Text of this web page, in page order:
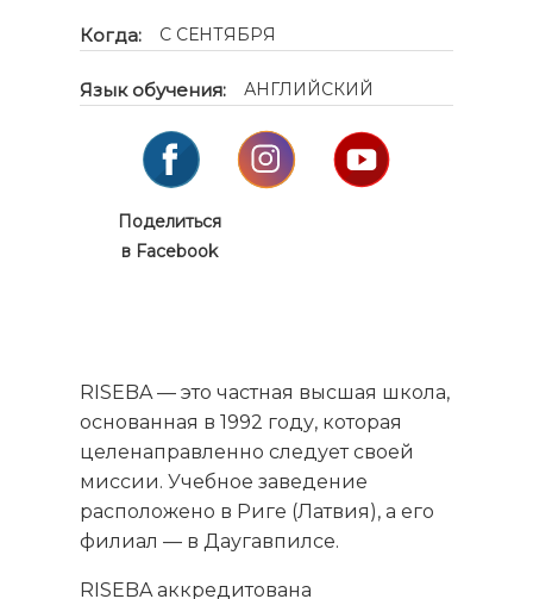
Когда: С СЕНТЯБРЯ
Язык обучения: АНГЛИЙСКИЙ
Поделиться
в Facebook
RISEBA— это частная высшая школа,
основанная в 1992 году, которая
целенаправленно следует своей
миссии. Учебное заведение
расположено в Риге (Латвия), а его
филиал — в Даугавпилсе.
RISEBA аккредитована